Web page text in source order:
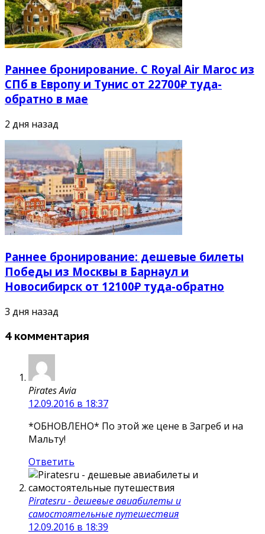
Раннее бронирование. С Royal Air Maroc из
СПб в Европу и Тунис от 22700₽ туда-
обратно в мае
2 дня назад
Раннее бронирование: дешевые билеты
Победы из Москвы в Барнаул и
Новосибирск от 12100₽ туда-обратно
3 дня назад
4 комментария
Pirates Avia
12.09.2016 в 18:37
*ОБНОВЛЕНО* По этой же цене в Загреб и на
Мальту!
Ответить
Piratesru - дешевые авиабилеты и
самостоятельные путешествия
12.09.2016 в 18:39